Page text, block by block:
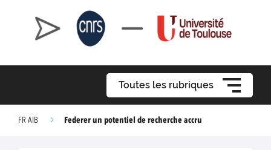
Toutes les rubriques
FR AIB Federer un potentiel de recherche accru